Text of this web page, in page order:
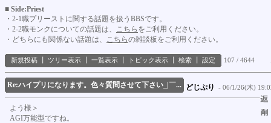
■ Side:Priest
・2-1職プリーストに関する話題を扱うBBSです。
・2-2職モンクについての話題は、 こちら をご利用ください。
・どちらにも関係ない話題は、 こちらの雑談板をご利用ください。
新規投稿 ツリー表示 一覧表示 トピック表示 検索 設定 107 / 4644
Re:ハイプリになります。色々質問させて下さい_|￣... どじぷり - 06/1/26(木)
よう様＞
AGI万能型ですね。